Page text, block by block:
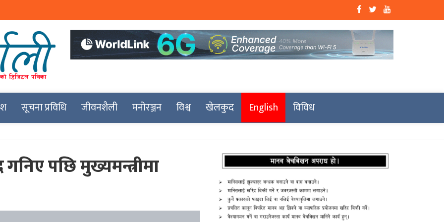
सूचना प्रविधि जीवनशैली मनोरञ्जन विश्व खेलकुद English विविध
पछि मुख्यमन्त्रीमा